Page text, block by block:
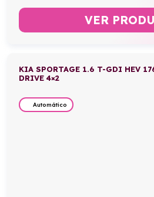
VER
KIA SPORTAGE 1.6 T-GDI HEV
DRIVE 4×2
Automático